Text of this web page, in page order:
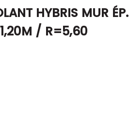
HYBRIS MUR ÉP.
/ R=5,60